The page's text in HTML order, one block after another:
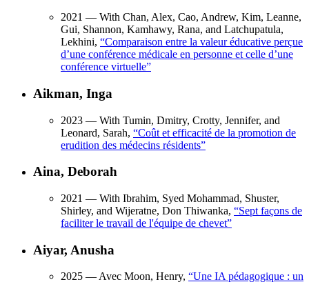
2021 — With Chan, Alex, Cao, Andrew, Kim, Leanne,
Gui, Shannon, Kamhawy, Rana, and Latchupatula,
Lekhini, “Comparaison entre la valeur éducative perçue
d’une conférence médicale en personne et celle d’une
conférence virtuelle”
Aikman, Inga
2023 — With Tumin, Dmitry, Crotty, Jennifer, and
Leonard, Sarah, “Coût et efficacité de la promotion de
erudition des médecins résidents”
Aina, Deborah
2021 — With Ibrahim, Syed Mohammad, Shuster,
Shirley, and Wijeratne, Don Thiwanka, “Sept façons de
faciliter le travail de l'équipe de chevet”
Aiyar, Anusha
2025 — Avec Moon, Henry, “Une IA pédagogique : un